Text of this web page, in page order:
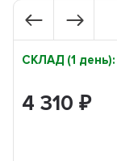
СКЛАД (1
4 310₽